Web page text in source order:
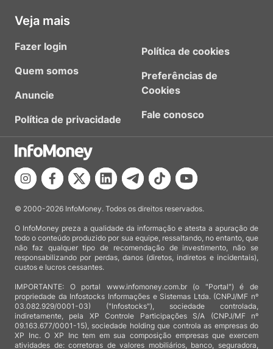
Veja mais
Fazer login
Quem somos
Anuncie
Política de privacidade
Política de cookies
Preferências de
Cookies
Fale conosco
© 2000-2026 InfoMoney. Todos os direitos reservados.
O InfoMoney preza a qualidade da informação e atesta a apuração de
todo o conteúdo produzido por sua equipe, ressaltando, no entanto, que
não faz qualquer tipo de recomendação de investimento, não se
responsabilizando por perdas, danos (diretos, indiretos e incidentais),
custos e lucros cessantes.
IMPORTANTE: O portal www.infomoney.com.br (o "Portal") é de
propriedade da Infostocks Informações e Sistemas Ltda. (CNPJ/MF nº
03.082.929/0001-03) ("Infostocks"), sociedade controlada,
indiretamente, pela XP Controle Participações S/A (CNPJ/MF nº
09.163.677/0001-15), sociedade holding que controla as empresas do
XP Inc. O XP Inc tem em sua composição empresas que exercem
atividades de: corretoras de valores mobiliários, banco, seguradora,